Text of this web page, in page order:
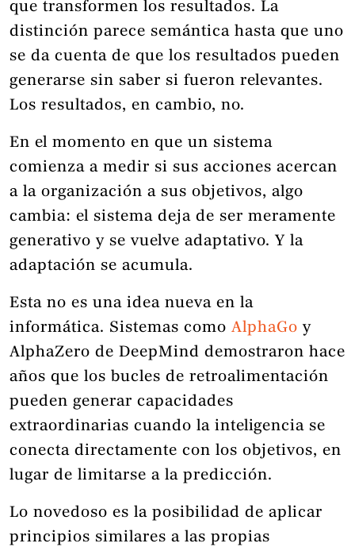
que transformen los resultados. La
distinción parece semántica hasta que uno
se da cuenta de que los resultados pueden
generarse sin saber si fueron relevantes.
Los resultados, en cambio, no.
En el momento en que un sistema
comienza a medir si sus acciones acercan
a la organización a sus objetivos, algo
cambia: el sistema deja de ser meramente
generativo y se vuelve adaptativo. Y la
adaptación se acumula.
Esta no es una idea nueva en la
informática. Sistemas como AlphaGo y
AlphaZero de DeepMind demostraron hace
años que los bucles de retroalimentación
pueden generar capacidades
extraordinarias cuando la inteligencia se
conecta directamente con los objetivos, en
lugar de limitarse a la predicción.
Lo novedoso es la posibilidad de aplicar
principios similares a las propias